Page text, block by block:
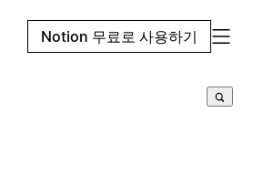
Notion 무료로 사용하기